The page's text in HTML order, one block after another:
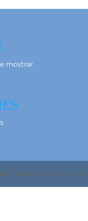
mostrar.
Themes |